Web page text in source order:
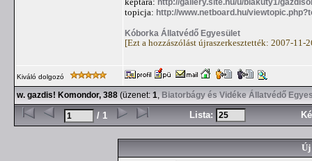
topicja: http://www.netboard.hu/
Kóborka Állatvédő Egyesület
[Ezt a hozzászólást újraszerkesztették: 2007-11-
Kiváló dolgozó
w. gazdis! Komondor, 388 (üzenet: 1, Biatorbágy és Vidéke Állatvédő
/ 1 Lista:
Új